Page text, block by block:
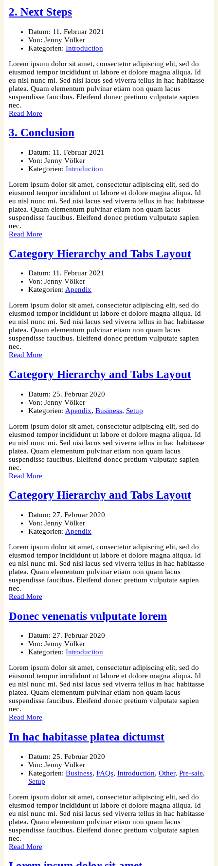
2. Next Steps
Datum: 11. Februar 2021
Von: Jenny Völker
Kategorien: Introduction
Lorem ipsum dolor sit amet, consectetur adipiscing elit, sed do
eiusmod tempor incididunt ut labore et dolore magna aliqua. Id
eu nisl nunc mi. Sed nisi lacus sed viverra tellus in hac habitasse
platea. Quam elementum pulvinar etiam non quam lacus
suspendisse faucibus. Eleifend donec pretium vulputate sapien
nec.
Read More
3. Conclusion
Datum: 11. Februar 2021
Von: Jenny Völker
Kategorien: Introduction
Lorem ipsum dolor sit amet, consectetur adipiscing elit, sed do
eiusmod tempor incididunt ut labore et dolore magna aliqua. Id
eu nisl nunc mi. Sed nisi lacus sed viverra tellus in hac habitasse
platea. Quam elementum pulvinar etiam non quam lacus
suspendisse faucibus. Eleifend donec pretium vulputate sapien
nec.
Read More
Category Hierarchy and Tabs Layout
Datum: 11. Februar 2021
Von: Jenny Völker
Kategorien: Apendix
Lorem ipsum dolor sit amet, consectetur adipiscing elit, sed do
eiusmod tempor incididunt ut labore et dolore magna aliqua. Id
eu nisl nunc mi. Sed nisi lacus sed viverra tellus in hac habitasse
platea. Quam elementum pulvinar etiam non quam lacus
suspendisse faucibus. Eleifend donec pretium vulputate sapien
nec.
Read More
Category Hierarchy and Tabs Layout
Datum: 25. Februar 2020
Von: Jenny Völker
Kategorien: Apendix, Business, Setup
Lorem ipsum dolor sit amet, consectetur adipiscing elit, sed do
eiusmod tempor incididunt ut labore et dolore magna aliqua. Id
eu nisl nunc mi. Sed nisi lacus sed viverra tellus in hac habitasse
platea. Quam elementum pulvinar etiam non quam lacus
suspendisse faucibus. Eleifend donec pretium vulputate sapien
nec.
Read More
Category Hierarchy and Tabs Layout
Datum: 27. Februar 2020
Von: Jenny Völker
Kategorien: Apendix
Lorem ipsum dolor sit amet, consectetur adipiscing elit, sed do
eiusmod tempor incididunt ut labore et dolore magna aliqua. Id
eu nisl nunc mi. Sed nisi lacus sed viverra tellus in hac habitasse
platea. Quam elementum pulvinar etiam non quam lacus
suspendisse faucibus. Eleifend donec pretium vulputate sapien
nec.
Read More
Donec venenatis vulputate lorem
Datum: 27. Februar 2020
Von: Jenny Völker
Kategorien: Introduction
Lorem ipsum dolor sit amet, consectetur adipiscing elit, sed do
eiusmod tempor incididunt ut labore et dolore magna aliqua. Id
eu nisl nunc mi. Sed nisi lacus sed viverra tellus in hac habitasse
platea. Quam elementum pulvinar etiam non quam lacus
suspendisse faucibus. Eleifend donec pretium vulputate sapien
nec.
Read More
In hac habitasse platea dictumst
Datum: 25. Februar 2020
Von: Jenny Völker
Kategorien: Business, FAQs, Introduction, Other, Pre-sale,
Setup
Lorem ipsum dolor sit amet, consectetur adipiscing elit, sed do
eiusmod tempor incididunt ut labore et dolore magna aliqua. Id
eu nisl nunc mi. Sed nisi lacus sed viverra tellus in hac habitasse
platea. Quam elementum pulvinar etiam non quam lacus
suspendisse faucibus. Eleifend donec pretium vulputate sapien
nec.
Read More